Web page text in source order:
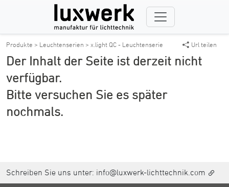
Produkte > Leuchtenserien > x.light QC - Leuchtenserie Url teilen
Der Inhalt der Seite ist derzeit nicht
verfügbar.
Bitte versuchen Sie es später
nochmals.
Schreiben Sie uns unter: info@luxwerk-lichttechnik.com